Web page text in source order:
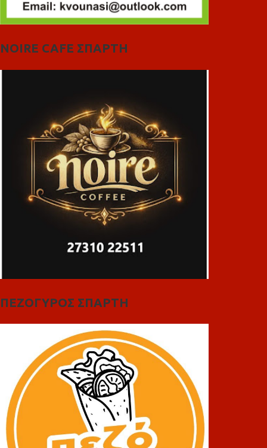
NOIRE CAFE ΣΠΑΡΤΗ
ΠΕΖΟΓΥΡΟΣ ΣΠΑΡΤΗ